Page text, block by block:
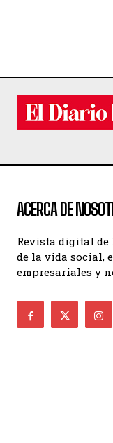
ACERCA DE
Revista digital de
de la vida social,
empresariales y